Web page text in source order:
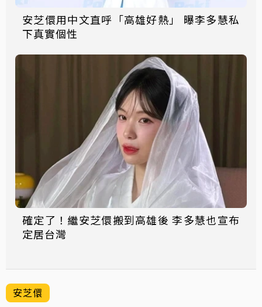
安芝儇用中文直呼「高雄好熱」 曝李多慧私
下真實個性
確定了！繼安芝儇搬到高雄後 李多慧也宣布
定居台灣
安芝儇